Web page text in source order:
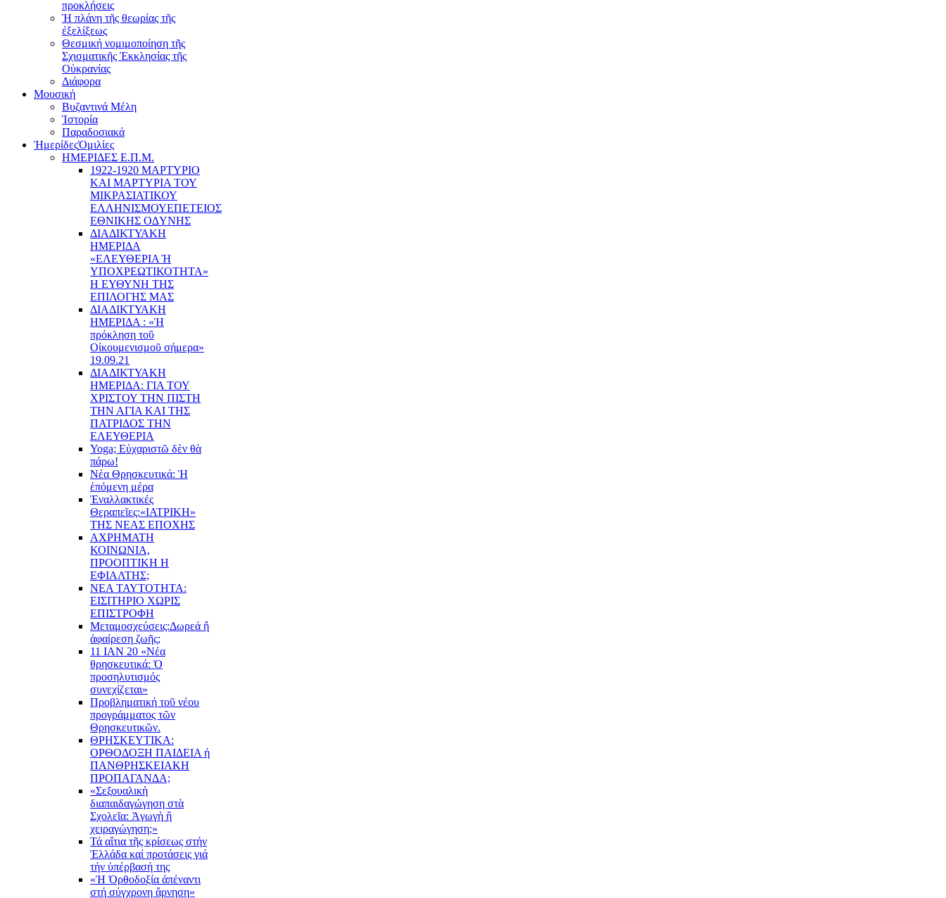
προκλήσεις
Ἡ πλάνη τῆς θεωρίας τῆς
ἐξελίξεως
Θεσμική νομιμοποίηση τῆς
Σχισματικῆς Ἐκκλησίας τῆς
Οὐκρανίας
Διάφορα
Μουσική
Βυζαντινά Μέλη
Ἰστορία
Παραδοσιακά
ἩμερίδεςὉμιλίες
ΗΜΕΡΙΔΕΣ Ε.Π.Μ.
1922-1920 ΜΑΡΤΥΡΙΟ
ΚΑI ΜΑΡΤΥΡIΑ ΤΟΥ
ΜΙΚΡΑΣΙΑΤΙΚΟΥ
EΛΛΗΝΙΣΜΟΥEΠEΤΕΙΟΣ
EΘΝΙΚHΣ O∆YΝΗΣ
ΔΙΑΔΙΚΤΥΑΚΗ
ΗΜΕΡΙΔΑ
«EΛΕΥΘΕΡΙΑ Ή
YΠΟΧΡΕΩΤΙΚΟΤΗΤΑ»
Η ΕΥΘΥΝΗ ΤΗΣ
EΠΙΛΟΓΗΣ ΜΑΣ
ΔΙΑΔΙΚΤΥΑΚΗ
ΗΜΕΡΙΔΑ : «Ἡ
πρόκληση τοῦ
Οἰκουμενισμοῦ σήμερα»
19.09.21
ΔΙΑΔΙΚΤΥΑΚΗ
ΗΜΕΡΙΔΑ: ΓΙΑ ΤΟΥ
ΧΡΙΣΤΟΥ ΤΗΝ ΠΙΣΤΗ
ΤΗΝ ΑΓΙΑ ΚΑΙ ΤΗΣ
ΠΑΤΡΙΔΟΣ ΤΗΝ
ΕΛΕΥΘΕΡΙΑ
Yoga; Εὐχαριστῶ δὲν θὰ
πάρω!
Νέα Θρησκευτικά: Ἡ
ἑπόμενη μέρα
Ἐναλλακτικές
Θεραπεῖες:«ΙΑΤΡΙΚΗ»
ΤΗΣ ΝΕΑΣ ΕΠΟΧΗΣ
ΑΧΡΗΜΑΤΗ
ΚΟΙΝΩΝΙΑ,
ΠΡΟΟΠΤΙΚΗ Η
ΕΦΙΑΛΤΗΣ;
ΝΕΑ ΤΑΥΤΟΤΗΤΑ:
ΕΙΣΙΤΗΡΙΟ ΧΩΡΙΣ
ΕΠΙΣΤΡΟΦΗ
Μεταμοσχεύσεις:Δωρεά ἤ
ἀφαίρεση ζωῆς;
11 ΙΑΝ 20 «Νέα
θρησκευτικά: Ὁ
προσηλυτισμός
συνεχίζεται»
Προβληματική τοῦ νέου
προγράμματος τῶν
Θρησκευτικῶν.
ΘΡΗΣΚΕΥΤΙΚΑ:
ΟΡΘΟΔΟΞΗ ΠΑΙΔΕΙΑ ή
ΠΑΝΘΡΗΣΚΕΙΑΚΗ
ΠΡΟΠΑΓΑΝΔΑ;
«Σεξουαλικὴ
διαπαιδαγώγηση στὰ
Σχολεῖα: Ἀγωγὴ ἢ
χειραγώγηση;»
Τά αἴτια τῆς κρίσεως στήν
Ἑλλάδα καί προτάσεις γιά
τήν ὑπέρβασή της
«Ἡ Ὀρθοδοξία ἀπέναντι
στή σύγχρονη ἄρνηση»